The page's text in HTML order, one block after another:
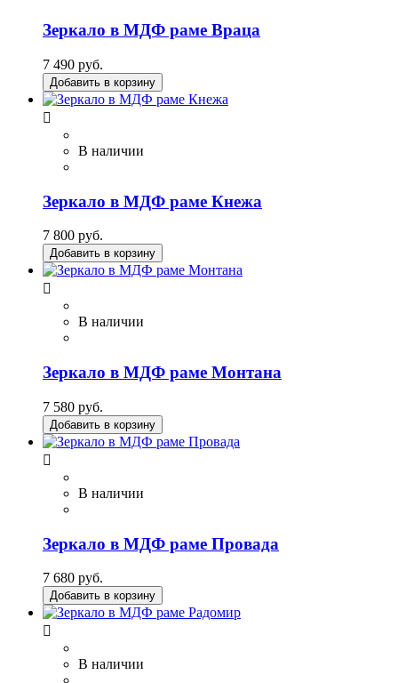
Зеркало в МДФ раме Враца
7 490 руб.
Добавить в корзину

В наличии
Зеркало в МДФ раме Кнежа
7 800 руб.
Добавить в корзину

В наличии
Зеркало в МДФ раме Монтана
7 580 руб.
Добавить в корзину

В наличии
Зеркало в МДФ раме Провада
7 680 руб.
Добавить в корзину

В наличии